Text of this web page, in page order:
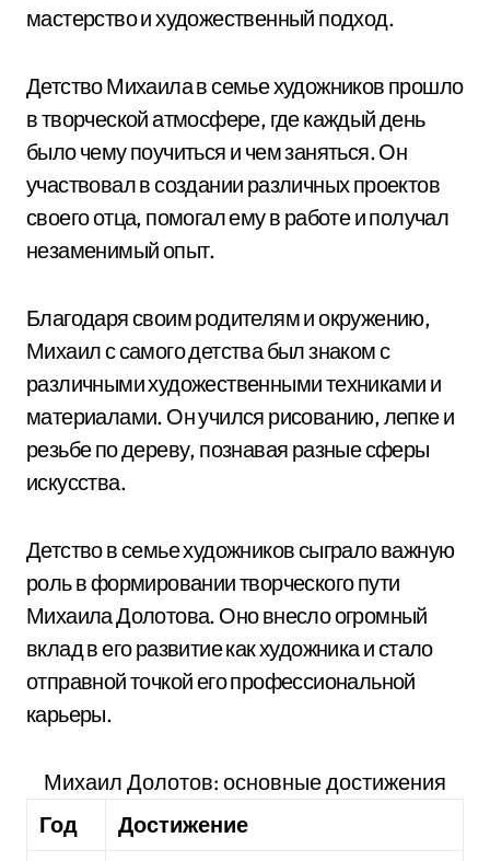
мастерство и художественный подход.
Детство Михаила в семье художников прошло
в творческой атмосфере, где каждый день
было чему поучиться и чем заняться. Он
участвовал в создании различных проектов
своего отца, помогал ему в работе и получал
незаменимый опыт.
Благодаря своим родителям и окружению,
Михаил с самого детства был знаком с
различными художественными техниками и
материалами. Он учился рисованию, лепке и
резьбе по дереву, познавая разные сферы
искусства.
Детство в семье художников сыграло важную
роль в формировании творческого пути
Михаила Долотова. Оно внесло огромный
вклад в его развитие как художника и стало
отправной точкой его профессиональной
карьеры.
Михаил Долотов: основные достижения
Год
Достижение